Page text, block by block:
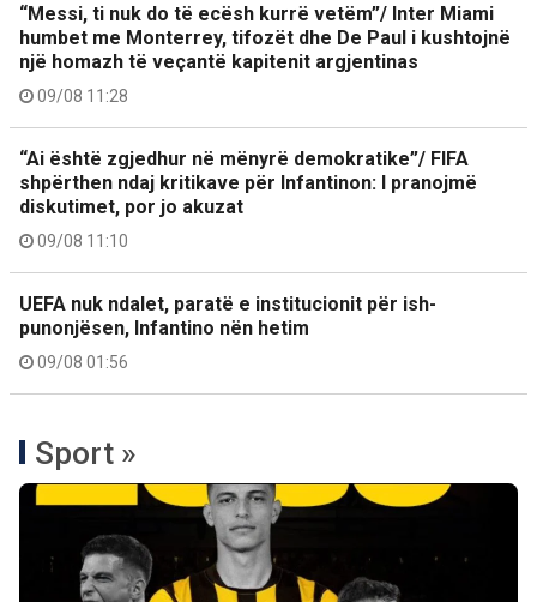
“Messi, ti nuk do të ecësh kurrë vetëm”/ Inter Miami
humbet me Monterrey, tifozët dhe De Paul i kushtojnë
një homazh të veçantë kapitenit argjentinas
09/08 11:28
“Ai është zgjedhur në mënyrë demokratike”/ FIFA
shpërthen ndaj kritikave për Infantinon: I pranojmë
diskutimet, por jo akuzat
09/08 11:10
UEFA nuk ndalet, paratë e institucionit për ish-
punonjësen, Infantino nën hetim
09/08 01:56
Sport »